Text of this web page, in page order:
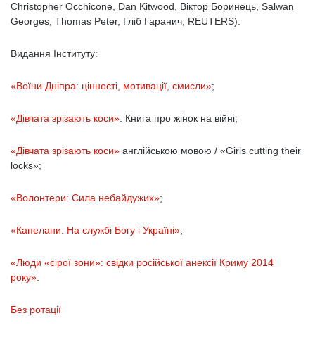
Christopher Occhicone, Dan Kitwood, Віктор Боринець, Salwan
Georges, Thomas Peter, Гліб Гаранич, REUTERS).
Видання Інституту:
«Воїни Дніпра: цінності, мотивації, смисли»;
«Дівчата зрізають коси» . Книга про жінок на війні;
«Дівчата зрізають коси» англійською мовою / «Girls cutting their
locks»;
«Волонтери: Сила небайдужих»;
«Капелани. На службі Богу і Україні»;
«Люди «сірої зони»: свідки російської анексії Криму 2014
року»
Без ротації